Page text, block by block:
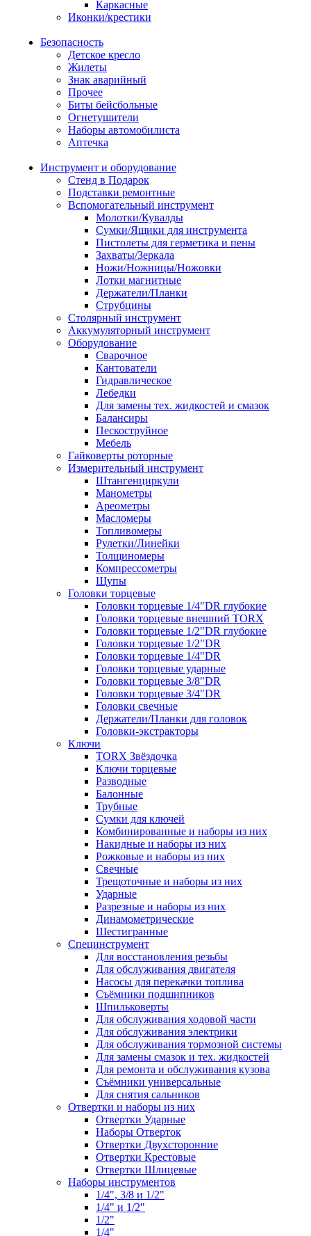
Каркасные
Иконки/крестики
Безопасность
Детское кресло
Жилеты
Знак аварийный
Прочее
Биты бейсбольные
Огнетушители
Наборы автомобилиста
Аптечка
Инструмент и оборудование
Стенд в Подарок
Подставки ремонтные
Вспомогательный инструмент
Молотки/Кувалды
Сумки/Ящики для инструмента
Пистолеты для герметика и пены
Захваты/Зеркала
Ножи/Ножницы/Ножовки
Лотки магнитные
Держатели/Планки
Струбцины
Столярный инструмент
Аккумуляторный инструмент
Оборудование
Сварочное
Кантователи
Гидравлическое
Лебедки
Для замены тех. жидкостей и смазок
Балансиры
Пескоструйное
Мебель
Гайковерты роторные
Измерительный инструмент
Штангенциркули
Манометры
Ареометры
Масломеры
Топливомеры
Рулетки/Линейки
Толщиномеры
Компрессометры
Щупы
Головки торцевые
Головки торцевые 1/4"DR глубокие
Головки торцевые внешний TORX
Головки торцевые 1/2"DR глубокие
Головки торцевые 1/2"DR
Головки торцевые 1/4"DR
Головки торцевые ударные
Головки торцевые 3/8"DR
Головки торцевые 3/4"DR
Головки свечные
Держатели/Планки для головок
Головки-экстракторы
Ключи
TORX Звёздочка
Ключи торцевые
Разводные
Балонные
Трубные
Сумки для ключей
Комбинированные и наборы из них
Накидные и наборы из них
Рожковые и наборы из них
Свечные
Трещоточные и наборы из них
Ударные
Разрезные и наборы из них
Динамометрические
Шестигранные
Специнструмент
Для восстановления резьбы
Для обслуживания двигателя
Насосы для перекачки топлива
Съёмники подшипников
Шпильковерты
Для обслуживания ходовой части
Для обслуживания электрики
Для обслуживания тормозной системы
Для замены смазок и тех. жидкостей
Для ремонта и обслуживания кузова
Съёмники универсальные
Для снятия сальников
Отвертки и наборы из них
Отвертки Ударные
Наборы Отверток
Отвертки Двухсторонние
Отвертки Крестовые
Отвертки Шлицевые
Наборы инструментов
1/4", 3/8 и 1/2"
1/4" и 1/2"
1/2"
1/4"